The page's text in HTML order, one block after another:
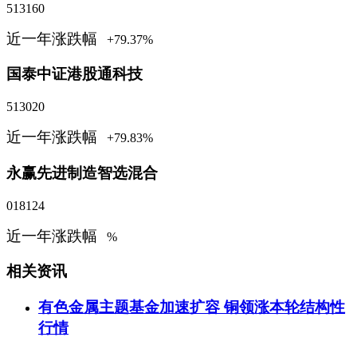
513160
近一年涨跌幅 +79.37%
国泰中证港股通科技
513020
近一年涨跌幅 +79.83%
永赢先进制造智选混合
018124
近一年涨跌幅 %
相关资讯
有色金属主题基金加速扩容 铜领涨本轮结构性
行情